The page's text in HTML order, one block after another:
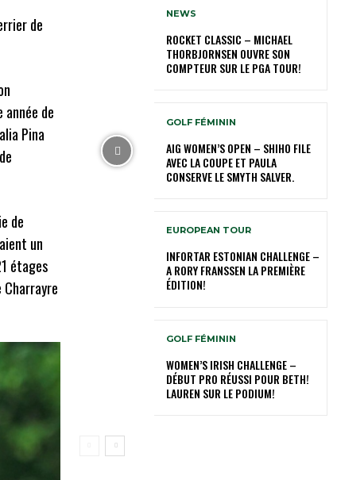
de
de
Pina
de
un
étages
NEWS
ROCKET CLASSIC – MICHAEL
THORBJORNSEN OUVRE SON
COMPTEUR SUR LE PGA TOUR!
GOLF FÉMININ
AIG WOMEN’S OPEN – SHIHO FILE
AVEC LA COUPE ET PAULA
CONSERVE LE SMYTH SALVER.
EUROPEAN TOUR
INFORTAR ESTONIAN CHALLENGE –
A RORY FRANSSEN LA PREMIÈRE
ÉDITION!
GOLF FÉMININ
WOMEN’S IRISH CHALLENGE –
DÉBUT PRO RÉUSSI POUR BETH!
LAUREN SUR LE PODIUM!